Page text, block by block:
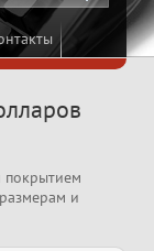
покрытием
и